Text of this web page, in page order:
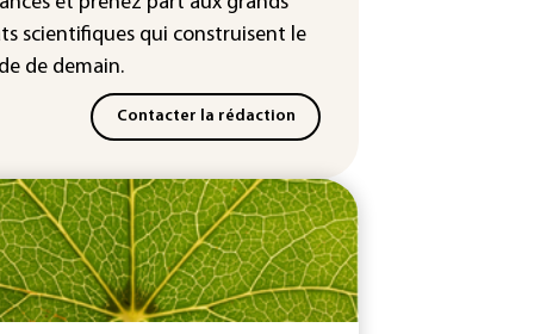
et humiliations en ligne
scientifiques qui construisent le
de demain.
Contacter la rédaction